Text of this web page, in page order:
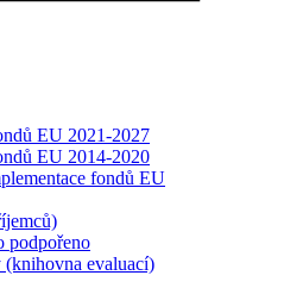
EU 2021-2027
EU 2014-2020
fondů EU
podpořeno
(knihovna evaluací)